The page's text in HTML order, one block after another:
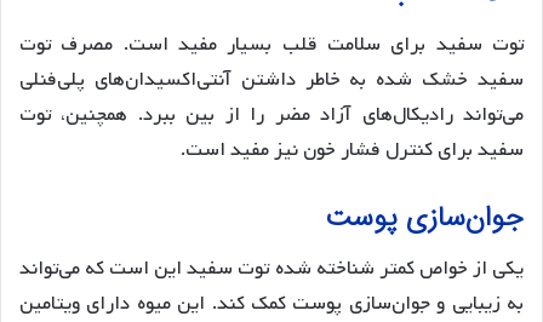
توت سفید برای سلامت قلب بسیار مفید است. مصرف توت
سفید خشک شده به خاطر داشتن آنتی‌اکسیدان‌های پلی‌فنلی
می‌تواند رادیکال‌های آزاد مضر را از بین ببرد. همچنین، توت
سفید برای کنترل فشار خون نیز مفید است.
جوان‌سازی پوست
یکی از خواص کمتر شناخته شده توت سفید این است که می‌تواند
به زیبایی و جوان‌سازی پوست کمک کند. این میوه دارای ویتامین